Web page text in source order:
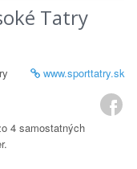
Tatry
www.sporttatry.sk
4 samostatných